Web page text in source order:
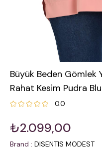
Büyük Beden Gömlek
Rahat Kesim Pudra
0.0
₺2.099,00
Brand : DISENTIS MODEST